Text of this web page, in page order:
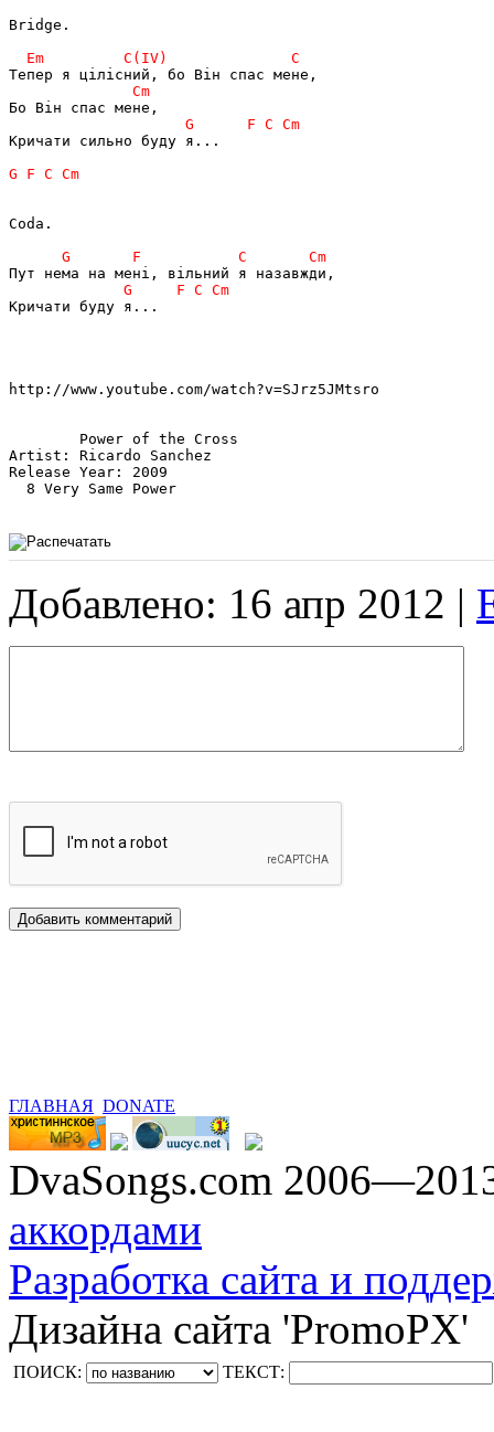
Bridge.
Кричати сильно буду я...
Coda.
Кричати буду я...
http://www.youtube.com/watch?v=SJrz5JMtsro
Artist: Ricardo Sanchez
Release Year: 2009
  8 Very Same Power
Добавлено: 16 апр 2012 |
ГЛАВНАЯ DONATE
DvaSongs.com
аккордами
Разработка сайта и
Дизайна сайта 'PromoPX'
ПОИСК: ТЕКСТ: